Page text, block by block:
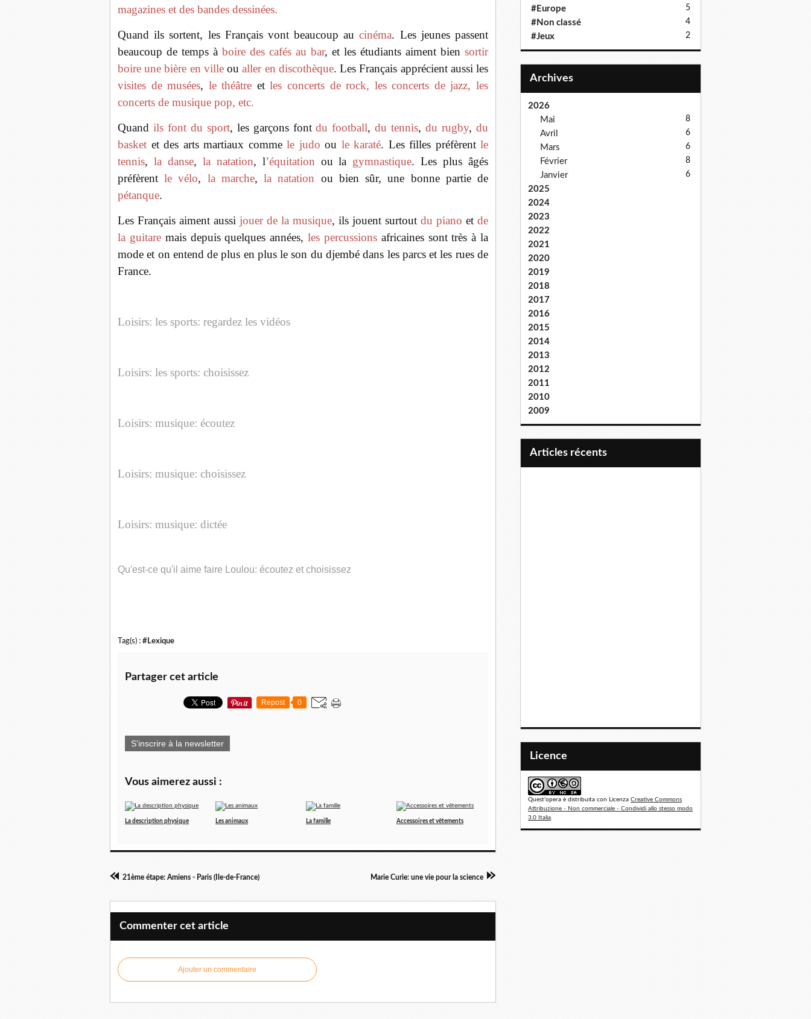
magazines et des bandes dessinées.
Quand ils sortent, les Français vont beaucoup aucinéma. Les jeunes passent
beaucoup de temps à boire des cafés au bar, et les étudiants aiment bien sortir
boire une bière en villeoualler en discothèque. Les Français apprécient aussi les
visites de musées, le théâtre etles concerts de rock, les concerts de jazz, les
concerts de musique pop, etc.
Quand ils font du sport, les garçons fontdu football,du tennis,du rugby,du
basket et des arts martiaux comme le judo ou le karaté. Les filles préfèrent le
tennis, la danse, la natation, l’équitation ou la gymnastique. Les plus âgés
préfèrentle vélo, la marche,la natation ou bien sûr, une bonne partie de
pétanque.
Les Français aiment aussi jouer de la musique, ils jouent surtout du piano et de
la guitaremais depuis quelques années,les percussionsafricaines sont très à la
mode et on entend de plus en plus le son du djembé dans les parcs et les rues de
France.
Loisirs: les sports: regardez les vidéos
Loisirs: les sports: choisissez
Loisirs: musique: écoutez
Loisirs: musique: choisissez
Loisirs: musique: dictée
Qu'est-ce qu'il aime faire Loulou: écoutez et choisissez
Tag(s) : #Lexique
Partager cet article
Repost 0
S'inscrire à la newsletter
Vous aimerez aussi :
La description physique Les animaux La famille Accessoires et vêtements
21ème étape: Amiens - Paris (Ile-de-France) Marie Curie: une vie pour la science
Commenter cet article
Ajouter un commentaire
#Europe 5
#Non classé 4
#Jeux 2
Archives
2026
Mai
8
Avril 6
Mars 6
Février 8
Janvier 6
2025
2024
2023
2022
2021
2020
2019
2018
2017
2016
2015
2014
2013
2012
2011
2010
2009
articles récents
Licence
Quest'opera è distribuita con Licenza Creative Commons
Attribuzione - Non commerciale - Condividi allo stesso modo
3.0 Italia.